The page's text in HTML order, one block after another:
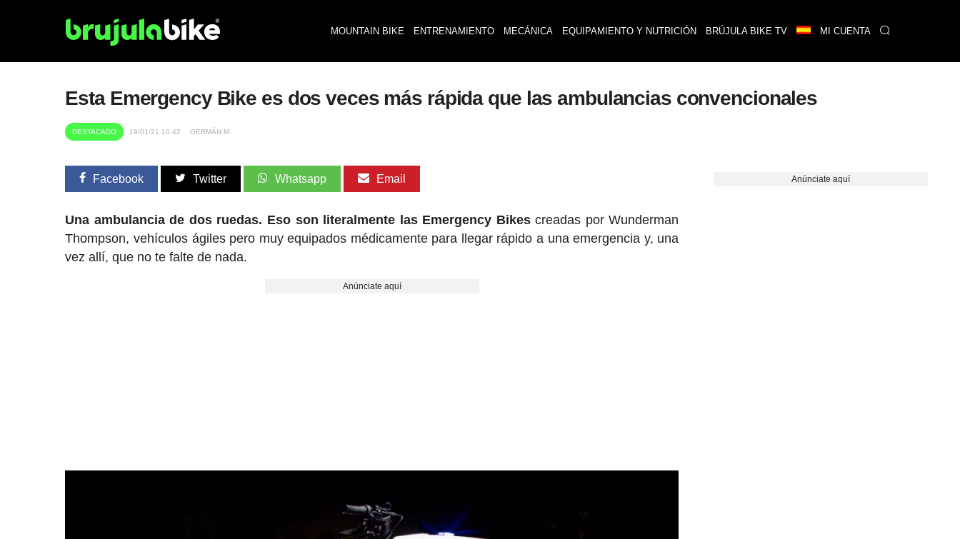
MOUNTAIN BIKE ENTRENAMIENTO MECÁNICA EQUIPAMIENTO Y NUTRICIÓN BRÚJULA BIKE TV MI CUENTA
Esta Emergency Bike es dos veces más rápida que las ambulancias convencionales
DESTACADO 19/01/21 10:42 GERMÁN M.
Facebook Twitter Whatsapp Email
Una ambulancia de dos ruedas. Eso son literalmente las Emergency Bikescreadas por Wunderman
Thompson, vehículos ágiles pero muy equipados médicamente para llegar rápido a una emergencia y, una
vez allí, que no te falte de nada.
Anúnciate aquí
Anúnciate aquí